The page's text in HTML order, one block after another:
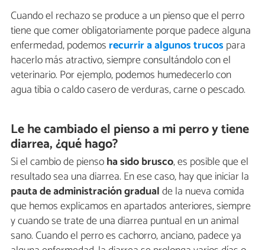
Cuando el rechazo se produce a un pienso que el perro
tiene que comer obligatoriamente porque padece alguna
enfermedad, podemos recurrir a algunos trucos para
hacerlo más atractivo, siempre consultándolo con el
veterinario. Por ejemplo, podemos humedecerlo con
agua tibia o caldo casero de verduras, carne o pescado.
Le he cambiado el pienso a mi perro y tiene
diarrea, ¿qué hago?
Si el cambio de piensoha sido brusco, es posible que el
resultado sea una diarrea. En ese caso, hay que iniciar la
pauta de administración gradualde la nueva comida
que hemos explicamos en apartados anteriores, siempre
y cuando se trate de una diarrea puntual en un animal
sano. Cuando el perro es cachorro, anciano, padece ya